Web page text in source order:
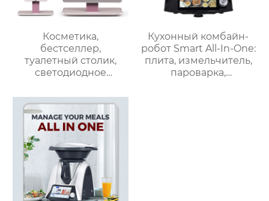
Косметика,
бестселлер,
туалетный столик,
светодиодное
зеркало для макияжа,
увеличительное
зеркало для макияжа
с подсветкой
Кухонный комбайн-
робот Smart All-In-One:
плита, измельчитель,
пароварка,